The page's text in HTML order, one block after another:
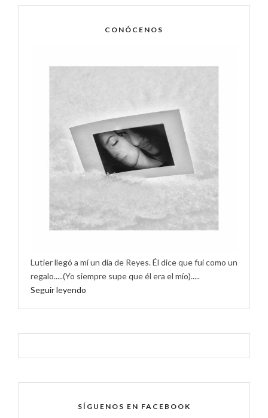
CONÓCENOS
Lutier llegó a mí un día de Reyes. Él dice que fui como un
regalo.....(Yo siempre supe que él era el mío).....
Seguir leyendo
SÍGUENOS EN FACEBOOK